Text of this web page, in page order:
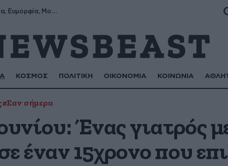
Σωτήρης, Σωτηρία, Ευμορφία, Μορφούλα
ΚΟΣΜΟΣ ΠΟΛΙΤΙΚΗ ΟΙΚΟΝΟΜΙΑ ΚΟΙΝΩΝΙΑ
#Σαν σήμερα
Ένας γιατρός
έναν 15χρονο που